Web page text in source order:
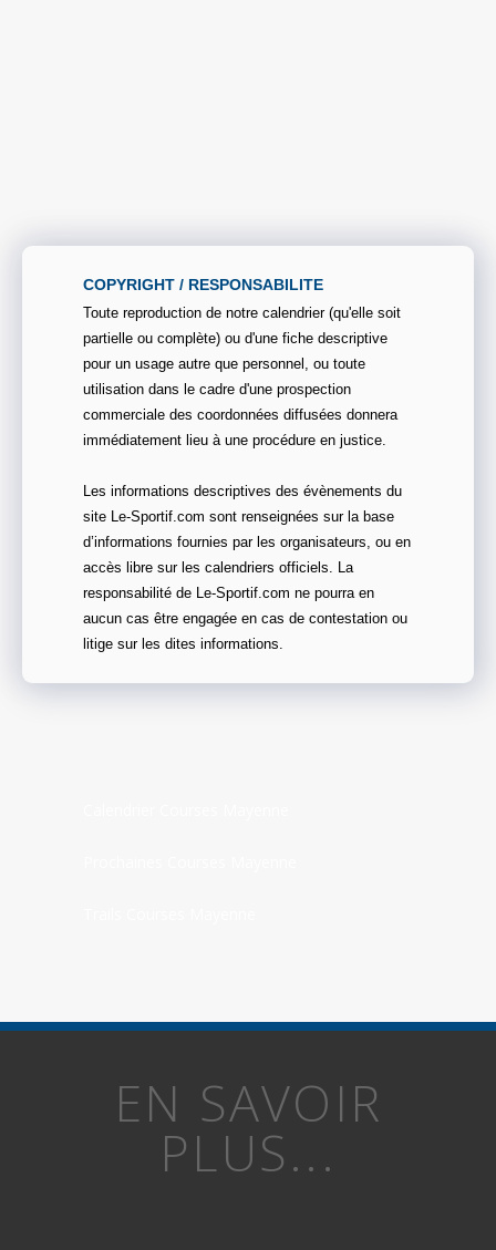
COPYRIGHT / RESPONSABILITE
Toute reproduction de notre calendrier (qu'elle soit
partielle ou complète) ou d'une fiche descriptive
pour un usage autre que personnel, ou toute
utilisation dans le cadre d'une prospection
commerciale des coordonnées diffusées donnera
immédiatement lieu à une procédure en justice.
Les informations descriptives des évènements du
site Le-Sportif.com sont renseignées sur la base
d’informations fournies par les organisateurs, ou en
accès libre sur les calendriers officiels. La
responsabilité de Le-Sportif.com ne pourra en
aucun cas être engagée en cas de contestation ou
litige sur les dites informations.
EN SAVOIR
PLUS...